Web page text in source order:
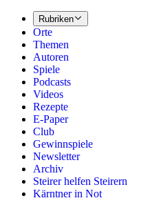
Rubriken
Orte
Themen
Autoren
Spiele
Podcasts
Videos
Rezepte
E-Paper
Club
Gewinnspiele
Newsletter
Archiv
Steirer helfen Steirern
Kärntner in Not